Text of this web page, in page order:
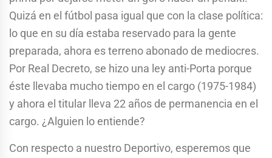
Quizá en el fútbol pasa igual que con la clase política:
lo que en su día estaba reservado para la gente
preparada, ahora es terreno abonado de mediocres.
Por Real Decreto, se hizo una ley anti-Porta porque
éste llevaba mucho tiempo en el cargo (1975-1984)
y ahora el titular lleva 22 años de permanencia en el
cargo. ¿Alguien lo entiende?
Con respecto a nuestro Deportivo, esperemos que